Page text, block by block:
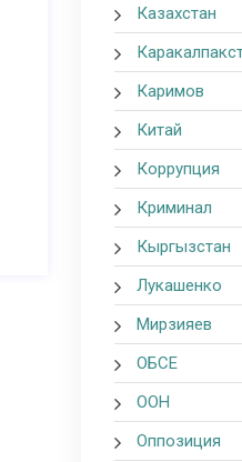
Казахстан
Каримов
Китай
Коррупция
Криминал
Кыргызстан
Лукашенко
Мирзияев
ОБСЕ
ООН
Оппозиция